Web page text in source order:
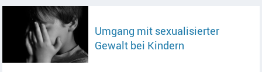
Umgang mit sexualisierter
Gewalt bei KindernArtikel lesen